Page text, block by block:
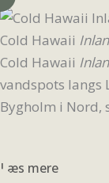
Cold Hawaii
Cold Hawaii
vandspots langs
Bygholm i Nord,
Læs mere